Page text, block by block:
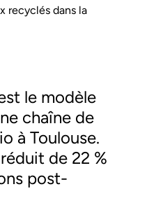
recyclés dans la
le modèle
chaîne de
à Toulouse.
de 22 %
post-